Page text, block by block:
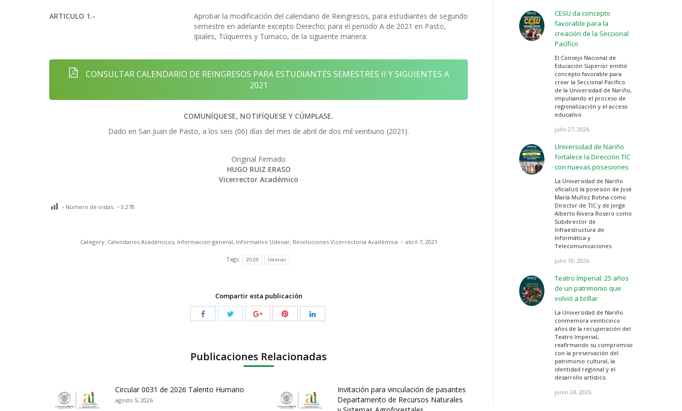
ARTICULO 1.-
Aprobar la modificación del calendario de Reingresos, para estudiantes de segundo
semestre en adelante excepto Derecho; para el periodo A de 2021 en Pasto,
Ipiales, Túquerres y Tumaco, de la siguiente manera:
CONSULTAR CALENDARIO DE REINGRESOS PARA ESTUDIANTES SEMESTRES II Y SIGUIENTES A
2021
COMUNÍQUESE, NOTIFÍQUESE Y CÚMPLASE.
Dado en San Juan de Pasto, a los seis (06) días del mes de abril de dos mil veintiuno (2021).
Original Firmado
HUGO RUIZ ERASO
Vicerrector Académico
Número de vistas: 3.278
Category: Calendarios Académicos, Información general, Informativo Udenar, Resoluciones Vicerrectoría Académica abril 7, 2021
Tags: 2020 Udenar
Compartir esta publicación
Publicaciones Relacionadas
Circular 0031 de 2026 Talento Humano
agosto 5, 2026
Invitación para vinculación de pasantes
Departamento de Recursos Naturales
CESU da concepto
favorable para la
creación de la Seccional
Pacífico
El Consejo Nacional de
Educación Superior emitió
concepto favorable para
crear la Seccional Pacífico
de la Universidad de Nariño,
impulsando el proceso de
regionalización y el acceso
educativo.
julio 27, 2026
Universidad de Nariño
fortalece la Dirección TIC
con nuevas posesiones
La Universidad de Nariño
oficializó la posesión de José
María Muñoz Botina como
Director de TIC y de Jorge
Alberto Rivera Rosero como
Subdirector de
Infraestructura de
Informática y
Telecomunicaciones.
julio 10, 2026
Teatro Imperial: 25 años
de un patrimonio que
volvió a brillar
La Universidad de Nariño
conmemora veinticinco
años de la recuperación del
Teatro Imperial,
reafirmando su compromiso
con la preservación del
patrimonio cultural, la
identidad regional y el
desarrollo artístico.
junio 24, 2026